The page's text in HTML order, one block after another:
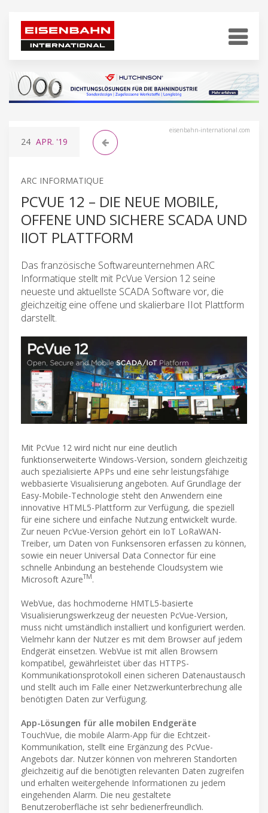
eisenbahn-international.com
24 APR. '19
ARC INFORMATIQUE
PCVUE 12 – DIE NEUE MOBILE,
OFFENE UND SICHERE SCADA UND
IIOT PLATTFORM
Das französische Softwareunternehmen ARC
Informatique stellt mit PcVue Version 12 seine
neueste und aktuellste SCADA Software vor, die
gleichzeitig eine offene und skalierbare IIot Plattform
darstellt.
Mit PcVue 12 wird nicht nur eine deutlich
funktionserweiterte Windows-Version, sondern gleichzeitig
auch spezialisierte APPs und eine sehr leistungsfähige
webbasierte Visualisierung angeboten. Auf Grundlage der
Easy-Mobile-Technologie steht den Anwendern eine
innovative HTML5-Plattform zur Verfügung, die speziell
für eine sichere und einfache Nutzung entwickelt wurde.
Zur neuen PcVue-Version gehört ein IoT LoRaWAN-
Treiber, um Daten von Funksensoren erfassen zu können,
sowie ein neuer Universal Data Connector für eine
schnelle Anbindung an bestehende Cloudsystem wie
Microsoft AzureTM.
WebVue, das hochmoderne HMTL5-basierte
Visualisierungswerkzeug der neuesten PcVue-Version,
muss nicht umständlich installiert und konfiguriert werden.
Vielmehr kann der Nutzer es mit dem Browser auf jedem
Endgerät einsetzen. WebVue ist mit allen Browsern
kompatibel, gewährleistet über das HTTPS-
Kommunikationsprotokoll einen sicheren Datenaustausch
und stellt auch im Falle einer Netzwerkunterbrechung alle
benötigten Daten zur Verfügung.
App-Lösungen für alle mobilen Endgeräte
TouchVue, die mobile Alarm-App für die Echtzeit-
Kommunikation, stellt eine Ergänzung des PcVue-
Angebots dar. Nutzer können von mehreren Standorten
gleichzeitig auf die benötigten relevanten Daten zugreifen
und erhalten weitergehende Informationen zu jedem
eingehenden Alarm. Die neu gestaltete
Benutzeroberfläche ist sehr bedienerfreundlich.